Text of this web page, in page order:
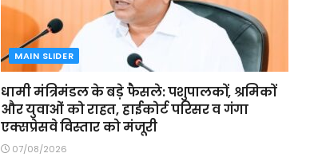
MAIN SLIDER
धामी मंत्रिमंडल के बड़े फैसले: पशुपालकों, श्रमिकों
और युवाओं को राहत, हाईकोर्ट परिसर व गंगा
एक्सप्रेसवे विस्तार को मंजूरी
07/08/2026